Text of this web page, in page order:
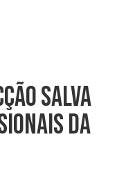
SALVA
DA